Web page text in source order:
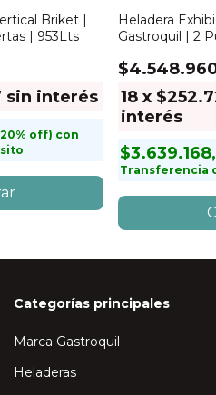
Briket |
| 953Lts
sin interés
con
Heladera
Gastroquil | 2
18 x
interés
Transferencia
Categorías principales
Marca Gastroquil
Heladeras